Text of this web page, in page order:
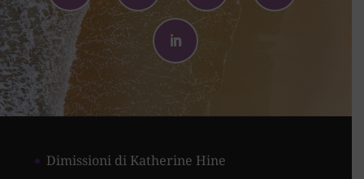
Dimissioni di Katherine Hine